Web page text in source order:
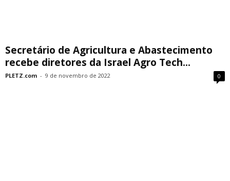
Secretário de Agricultura e Abastecimento
recebe diretores da Israel Agro Tech...
PLETZ.com - 9 de novembro de 2022 0